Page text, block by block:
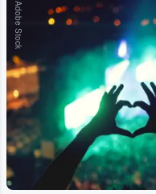
Adobe Stock